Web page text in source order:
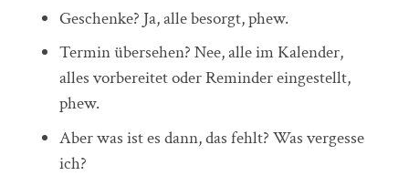
Geschenke? Ja, alle besorgt, phew.
Termin übersehen? Nee, alle im Kalender,
alles vorbereitet oder Reminder eingestellt,
phew.
Aber was ist es dann, das fehlt? Was vergesse
ich?